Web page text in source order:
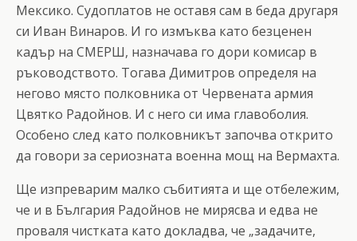
Мексико. Судоплатов не оставя сам в беда другаря
си Иван Винаров. И го измъква като безценен
кадър на СМЕРШ, назначава го дори комисар в
ръководството. Тогава Димитров определя на
негово място полковника от Червената армия
Цвятко Радойнов. И с него си има главоболия.
Особено след като полковникът започва открито
да говори за сериозната военна мощ на Вермахта.
Ще изпреварим малко събитията и ще отбележим,
че и в България Радойнов не мирясва и едва не
проваля чистката като докладва, че „задачите,